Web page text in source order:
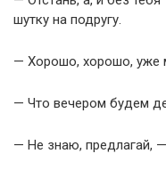
шутку на подругу.
— Хорошо, хорошо, уже
— Что вечером будем
— Не знаю, предлагай,